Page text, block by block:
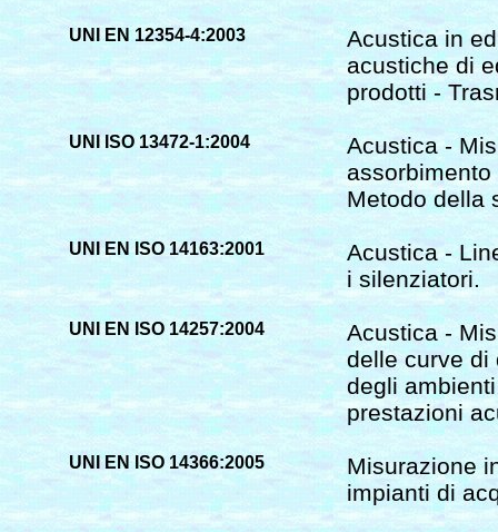
UNI EN 12354-4:2003
Acustica in
acustiche di
prodotti -
UNI ISO 13472-1:2004
Acustica -
Metodo della
UNI EN ISO 14163:2001
Acustica -
i silenziatori.
UNI EN ISO 14257:2004
Acustica -
delle curve di
degli
prestazioni
UNI EN ISO 14366:2005
Misurazione
impianti di